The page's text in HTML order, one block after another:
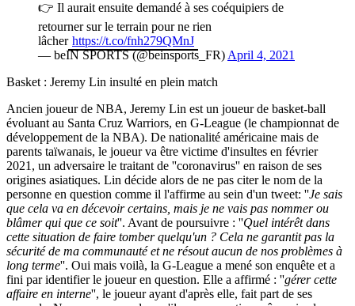
👉 Il aurait ensuite demandé à ses coéquipiers de
retourner sur le terrain pour ne rien
lâcher https://t.co/fnh279QMnJ
— beIN SPORTS (@beinsports_FR) April 4, 2021
Basket : Jeremy Lin insulté en plein match
Ancien joueur de NBA, Jeremy Lin est un joueur de basket-ball
évoluant au Santa Cruz Warriors, en G-League (le championnat de
développement de la NBA). De nationalité américaine mais de
parents taïwanais, le joueur va être victime d'insultes en février
2021, un adversaire le traitant de ''coronavirus'' en raison de ses
origines asiatiques. Lin décide alors de ne pas citer le nom de la
personne en question comme il l'affirme au sein d'un tweet: ''Je sais
que cela va en décevoir certains, mais je ne vais pas nommer ou
blâmer qui que ce soit''. Avant de poursuivre : ''Quel intérêt dans
cette situation de faire tomber quelqu'un ? Cela ne garantit pas la
sécurité de ma communauté et ne résout aucun de nos problèmes à
long terme''. Oui mais voilà, la G-League a mené son enquête et a
fini par identifier le joueur en question. Elle a affirmé : ''gérer cette
affaire en interne'', le joueur ayant d'après elle, fait part de ses